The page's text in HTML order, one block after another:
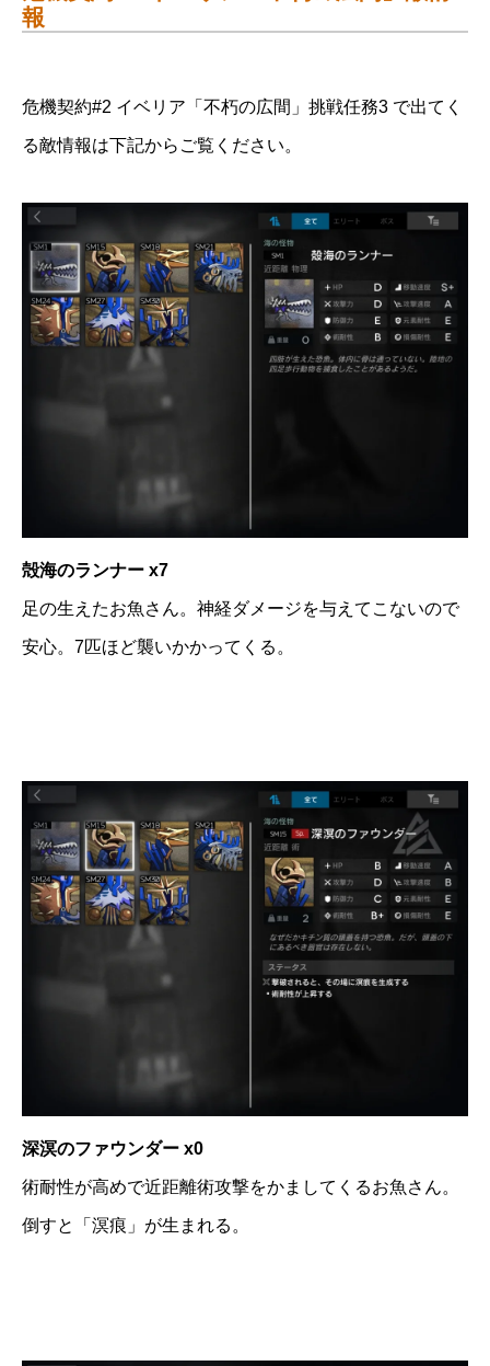
報
危機契約#2 イベリア「不朽の広間」挑戦任務3 で出てく
る敵情報は下記からご覧ください。
殻海のランナー x7
足の生えたお魚さん。神経ダメージを与えてこないので
安心。7匹ほど襲いかかってくる。
深溟のファウンダー x0
術耐性が高めで近距離術攻撃をかましてくるお魚さん。
倒すと「溟痕」が生まれる。